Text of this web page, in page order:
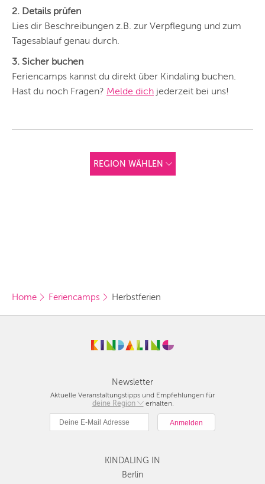
2. Details prüfen
Lies dir Beschreibungen z.B. zur Verpflegung und zum
Tagesablauf genau durch.
3. Sicher buchen
Feriencamps kannst du direkt über Kindaling buchen.
Hast du noch Fragen? Melde dich jederzeit bei uns!
REGION WÄHLEN
KÖLN
DÜSSELDORF
STUTTGART
HANNOVER
Home Feriencamps Herbstferien
Newsletter
Aktuelle Veranstaltungstipps und Empfehlungen für
deine Region
Berlin
München
Hamburg
Köln
Düsseldorf
erhalten.
KINDALING IN
Berlin